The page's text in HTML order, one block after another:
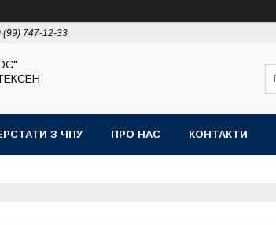
(99) 747-12-33
З ЧПУ ПРО НАС КОНТАКТИ